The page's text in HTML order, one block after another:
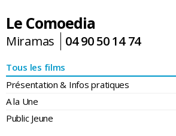
Le Comoedia
Miramas 04 90 50 14 74
Tous les films
Présentation & Infos pratiques
A la Une
Public Jeune